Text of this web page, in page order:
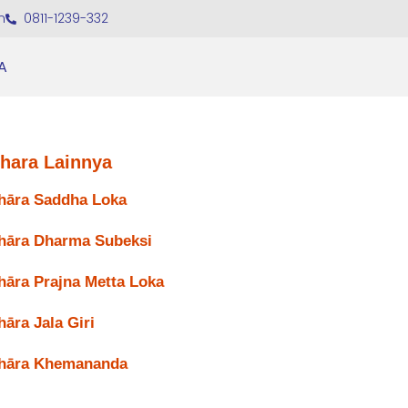
0811-1239-332
Lainnya
Saddha Loka
Dharma Subeksi
Prajna Metta Loka
Jala Giri
Khemananda